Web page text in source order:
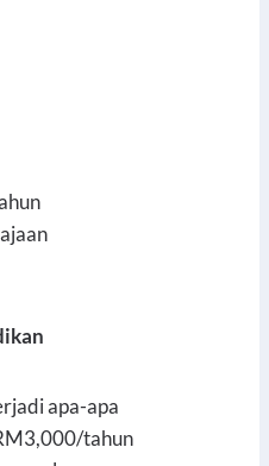
apa-apa
tahun